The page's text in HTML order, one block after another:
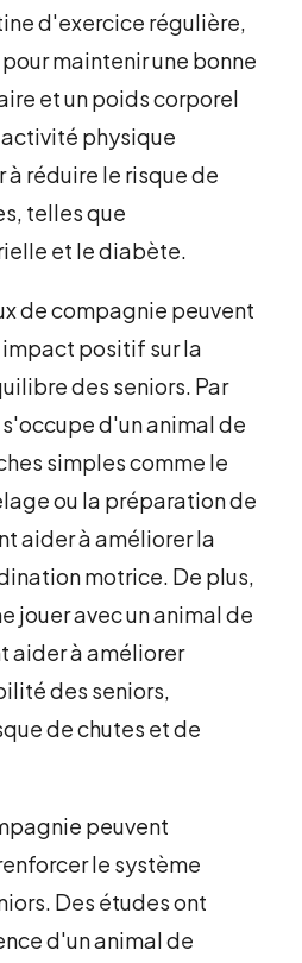
d'exercice régulière,
maintenir une bonne
et un poids corporel
physique
réduire le risque de
telles que
et le diabète.
de compagnie peuvent
positif sur la
des seniors. Par
d'un animal de
simples comme le
ou la préparation de
aider à améliorer la
motrice. De plus,
jouer avec un animal de
aider à améliorer
des seniors,
de chutes et de
peuvent
le système
Des études ont
d'un animal de